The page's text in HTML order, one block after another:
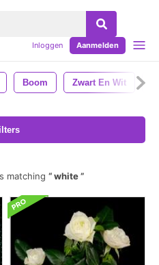
Inloggen Aanmelden
Boom Zwart En Wit
matching
white